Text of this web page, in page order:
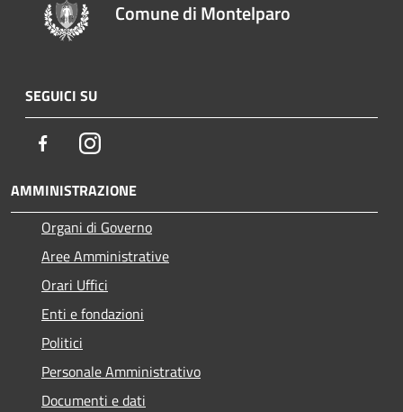
Comune di Montelparo
SEGUICI SU
FacebookInstagram
AMMINISTRAZIONE
Organi di Governo
Aree Amministrative
Orari Uffici
Enti e fondazioni
Politici
Personale Amministrativo
Documenti e dati